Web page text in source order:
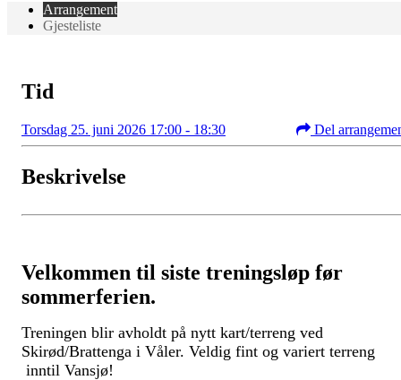
Arrangement
Gjesteliste
Tid
Torsdag 25. juni 2026 17:00 - 18:30 Del
Beskrivelse
Velkommen til siste treningsløp før
sommerferien.
Treningen blir avholdt på nytt kart/terreng ved
Skirød/Brattenga i Våler. Veldig fint og variert terreng
inntil Vansjø!